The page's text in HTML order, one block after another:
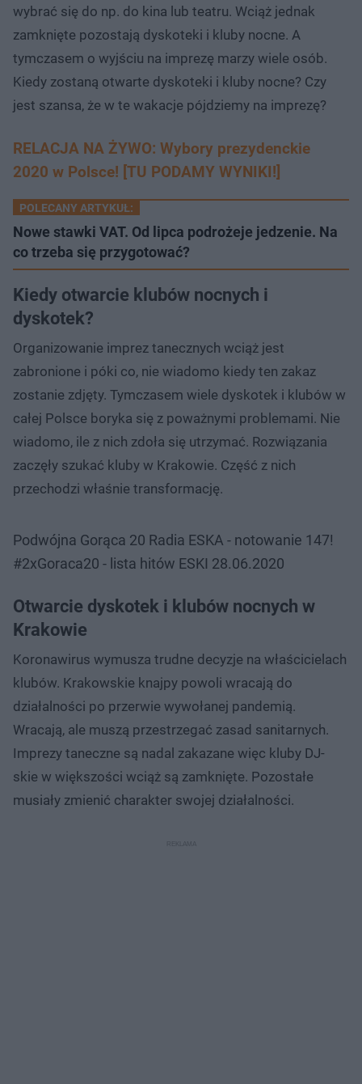
wybrać się do np. do kina lub teatru. Wciąż jednak
zamknięte pozostają dyskoteki i kluby nocne. A
tymczasem o wyjściu na imprezę marzy wiele osób.
Kiedy zostaną otwarte dyskoteki i kluby nocne? Czy
jest szansa, że w te wakacje pójdziemy na imprezę?
RELACJA NA ŻYWO: Wybory prezydenckie
2020 w Polsce! [TU PODAMY WYNIKI!]
POLECANY ARTYKUŁ:
Nowe stawki VAT. Od lipca podrożeje jedzenie. Na
co trzeba się przygotować?
Kiedy otwarcie klubów nocnych i
dyskotek?
Organizowanie imprez tanecznych wciąż jest
zabronione i póki co, nie wiadomo kiedy ten zakaz
zostanie zdjęty. Tymczasem wiele dyskotek i klubów w
całej Polsce boryka się z poważnymi problemami. Nie
wiadomo, ile z nich zdoła się utrzymać. Rozwiązania
zaczęły szukać kluby w Krakowie. Część z nich
przechodzi właśnie transformację.
Podwójna Gorąca 20 Radia ESKA - notowanie 147!
#2xGoraca20 - lista hitów ESKI 28.06.2020
Otwarcie dyskotek i klubów nocnych w
Krakowie
Koronawirus wymusza trudne decyzje na właścicielach
klubów. Krakowskie knajpy powoli wracają do
działalności po przerwie wywołanej pandemią.
Wracają, ale muszą przestrzegać zasad sanitarnych.
Imprezy taneczne są nadal zakazane więc kluby DJ-
skie w większości wciąż są zamknięte. Pozostałe
musiały zmienić charakter swojej działalności.